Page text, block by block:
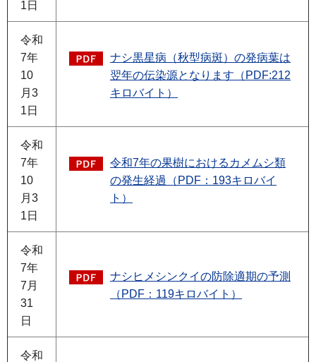
1日
令和
7年
10
月3
1日
ナシ黒星病（秋型病斑）の発病葉は
翌年の伝染源となります（PDF:212
キロバイト）
令和
7年
10
月3
1日
令和7年の果樹におけるカメムシ類
の発生経過（PDF：193キロバイ
ト）
令和
7年
7月
31
日
ナシヒメシンクイの防除適期の予測
（PDF：119キロバイト）
令和